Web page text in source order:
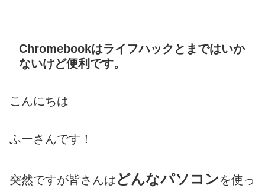
Chromebookはライフハックとまではいか
ないけど便利です。
こんにちは
ふーさんです！
突然ですが皆さんは どんなパソコンを使っ